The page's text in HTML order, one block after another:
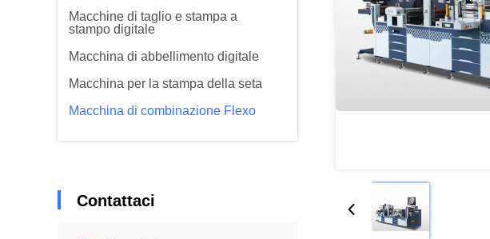
Macchine di taglio e stampa a
stampo digitale
Macchina di abbellimento digitale
Macchina per la stampa della seta
Macchina di combinazione Flexo
Contattaci